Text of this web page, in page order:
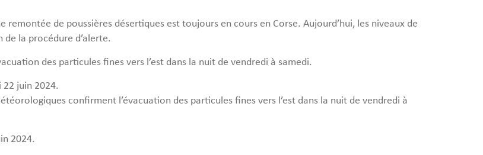
de poussières désertiques est toujours en cours en Corse. Aujourd’hui, les niveaux de
la procédure d’alerte.
des particules fines vers l’est dans la nuit de vendredi à samedi.
22 juin 2024.
confirment l’évacuation des particules fines vers l’est dans la nuit de vendredi à
2024.